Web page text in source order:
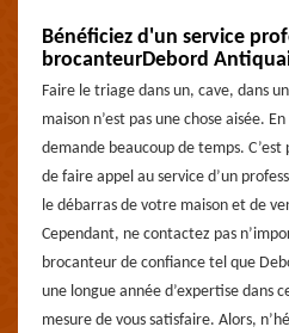
Bénéficiez d'un service
brocanteurDebord
Faire le triage dans un, cave, dans
maison n’est pas une chose aisée.
demande beaucoup de temps. C’est
de faire appel au service d’un
le débarras de votre maison et de
Cependant, ne contactez pas
brocanteur de confiance tel que
une longue année d’expertise dans
mesure de vous satisfaire. Alors,